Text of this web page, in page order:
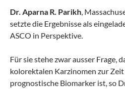
Dr. Aparna R. Parikh ,
setzte die Ergebnisse als
ASCO in Perspektive.
Für sie stehe zwar ausser Frage,
kolorektalen Karzinomen zur
prognostische Biomarker ist, so